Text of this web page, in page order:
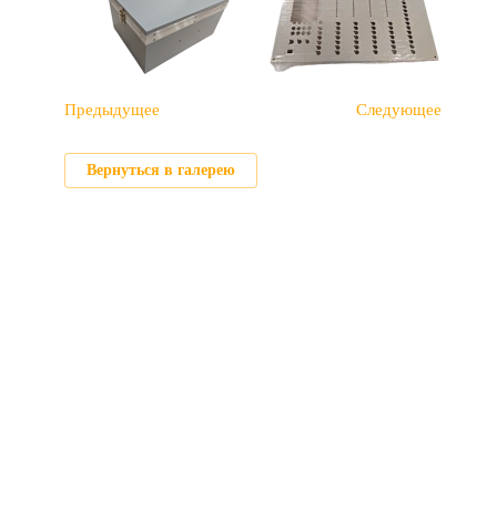
Предыдущее Следующее
Вернуться в галерею